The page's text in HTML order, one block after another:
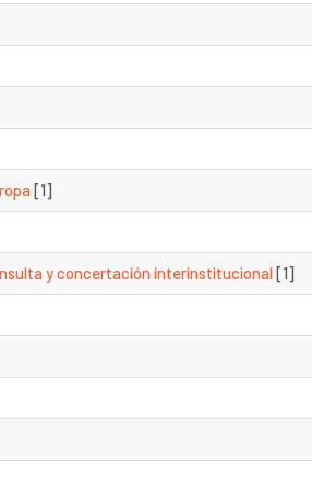
[1]
y concertación interinstitucional[1]